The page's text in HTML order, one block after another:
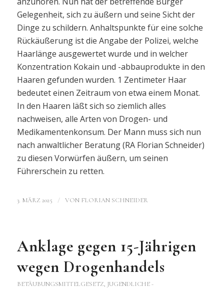
Gelegenheit, sich zu äußern und seine Sicht der
Dinge zu schildern. Anhaltspunkte für eine solche
Rückäußerung ist die Angabe der Polizei, welche
Haarlänge ausgewertet wurde und in welcher
Konzentration Kokain und -abbauprodukte in den
Haaren gefunden wurden. 1 Zentimeter Haar
bedeutet einen Zeitraum von etwa einem Monat.
In den Haaren läßt sich so ziemlich alles
nachweisen, alle Arten von Drogen- und
Medikamentenkonsum. Der Mann muss sich nun
nach anwaltlicher Beratung (RA Florian Schneider)
zu diesen Vorwürfen äußern, um seinen
Führerschein zu retten.
3. MÄRZ 2025 / VON FLORIAN SCHNEIDER
Anklage gegen 15-Jährigen
wegen Drogenhandels
BETÄUBUNGSMITTELGESETZ, JUGENDLICHE -